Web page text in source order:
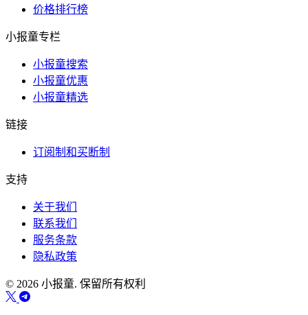
价格排行榜
小报童专栏
小报童搜索
小报童优惠
小报童精选
链接
订阅制和买断制
支持
关于我们
联系我们
服务条款
隐私政策
© 2026 小报童. 保留所有权利